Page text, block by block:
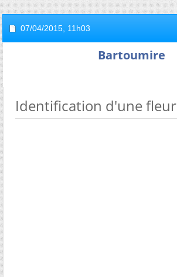
07/04/2015, 11h03
Bartoumire
Identification d'une fleur